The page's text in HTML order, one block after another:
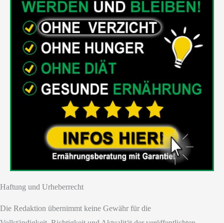
Haftung und Urheberrecht
Die Redaktion übernimmt keine Gewähr für die